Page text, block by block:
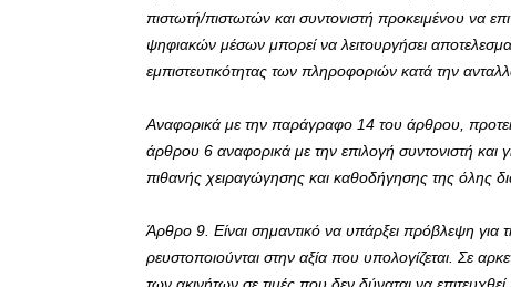
πιστωτή/πιστωτών και συντονιστή προκειμένου να
ψηφιακών μέσων μπορεί να λειτουργήσει
εμπιστευτικότητας των πληροφοριών κατά την
Αναφορικά με την παράγραφο 14 του άρθρου,
άρθρου 6 αναφορικά με την επιλογή συντονιστή και
πιθανής χειραγώγησης και καθοδήγησης της όλης
Άρθρο 9. Είναι σημαντικό να υπάρξει πρόβλεψη για
ρευστοποιούνται στην αξία που υπολογίζεται. Σε
των ακινήτων σε τιμές που δεν δύναται να